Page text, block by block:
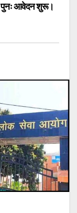
पुनः आवेदन शुरू।